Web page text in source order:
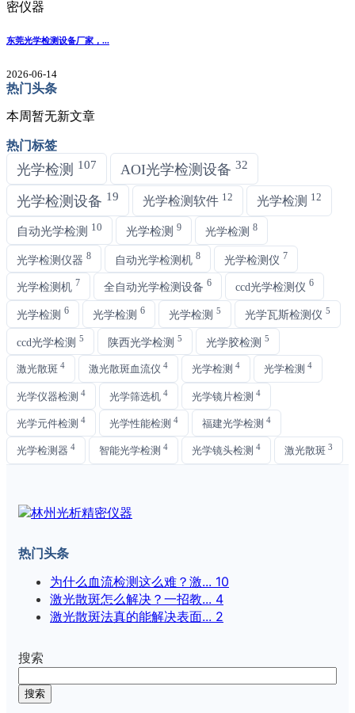
东莞光学检测设备厂家，...
2026-06-14
热门头条
本周暂无新文章
热门标签
光学检测 107 AOI光学检测设备 32
光学检测设备 19 光学检测软件 12 光学检测 12
自动光学检测 10 光学检测 9 光学检测 8
光学检测仪器 8 自动光学检测机 8 光学检测仪 7
光学检测机 7 全自动光学检测设备 6 ccd光学检测仪 6
光学检测 6 光学检测 6 光学检测 5 光学瓦斯检测仪 5
ccd光学检测 5 陕西光学检测 5 光学胶检测 5
激光散斑 4 激光散斑血流仪 4 光学检测 4 光学检测 4
光学仪器检测 4 光学筛选机 4 光学镜片检测 4
光学元件检测 4 光学性能检测 4 福建光学检测 4
光学检测器 4 智能光学检测 4 光学镜头检测 4 激光散斑 3
热门头条
为什么血流检测这么难？激... 10
激光散斑怎么解决？一招教... 4
激光散斑法真的能解决表面... 2
搜索
搜索